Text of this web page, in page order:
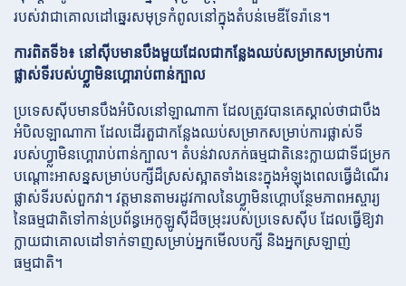
របស់វាជាគោលដៅឆ្នេរសមុទ្រកំពូលនៅក្នុងតំបន់មេឌីទែរ៉ានេ។
ការពិតទី៦៖ នៅស៊ីបមានបឹងមួយដែលជាកន្លែងឈប់សម្រាកសម្រាប់ការ
ផ្លាស់ទីរបស់ហ្វ្លាមិនហ្គោរាប់ពាន់ក្បាល
ប្រទេសស៊ីបមានបឹងអំបិលនៅឡាណាកា ដែលត្រូវបានគេស្គាល់ថាជាបឹង
អំបិលឡាណាកា ដែលដើរតួជាកន្លែងឈប់សម្រាកសម្រាប់ការផ្លាស់ទី
របស់ហ្វ្លាមិនហ្គោរាប់ពាន់ក្បាល។ តំបន់វាលភក់ធម្មជាតិនេះក្លាយជាទីជម្រក
បណ្តោះអាសន្នសម្រាប់បក្សីដ៏ស្រស់ស្អាតទាំងនេះក្នុងអំឡុងពេលធ្វើដំណើរ
ផ្លាស់ទីរបស់ពួកវា។ វត្តមានតាមរដូវកាលនៃហ្វ្លាមិនហ្គោបន្ថែមភាពអស្ចារ្យ
នៃធម្មជាតិទៅកាន់ប្រព័ន្ធអេកូឡូស៊ីដ៏ចម្រុះរបស់ប្រទេសស៊ីប ដែលធ្វើឱ្យវា
ក្លាយជាគោលដៅទាក់ទាញសម្រាប់អ្នកមើលបក្សី និងអ្នកស្រឡាញ់
ធម្មជាតិ។